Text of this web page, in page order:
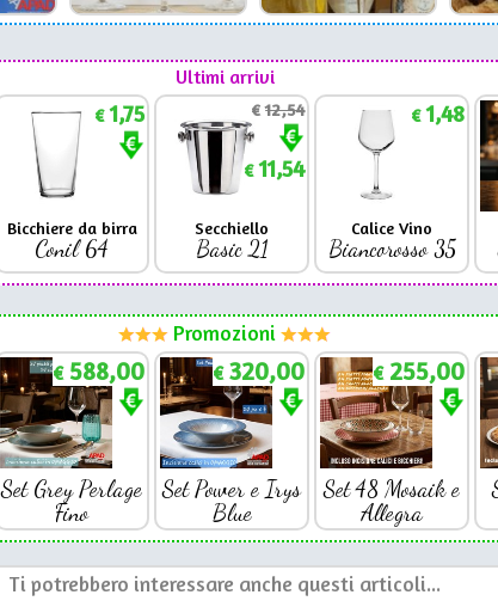
Ultimi arrivi
€1,75
Bicchiere da birra
Conil 64
€12,54
€11,54
Secchiello
Basic 21
€1,48
Calice Vino
Biancorosso 35
Promozioni
€588,00
Set Grey Perlage
Fino
€320,00
Set Power e Irys
Blue
€255,00
Set 48 Mosaik e
Allegra
Ti potrebbero interessare anche questi articoli...